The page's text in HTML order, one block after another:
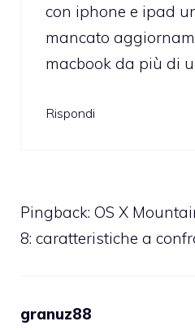
con iphone e ipad
mancato
macbook da più di
Rispondi
Pingback: OS X
8: caratteristiche a
granuz88